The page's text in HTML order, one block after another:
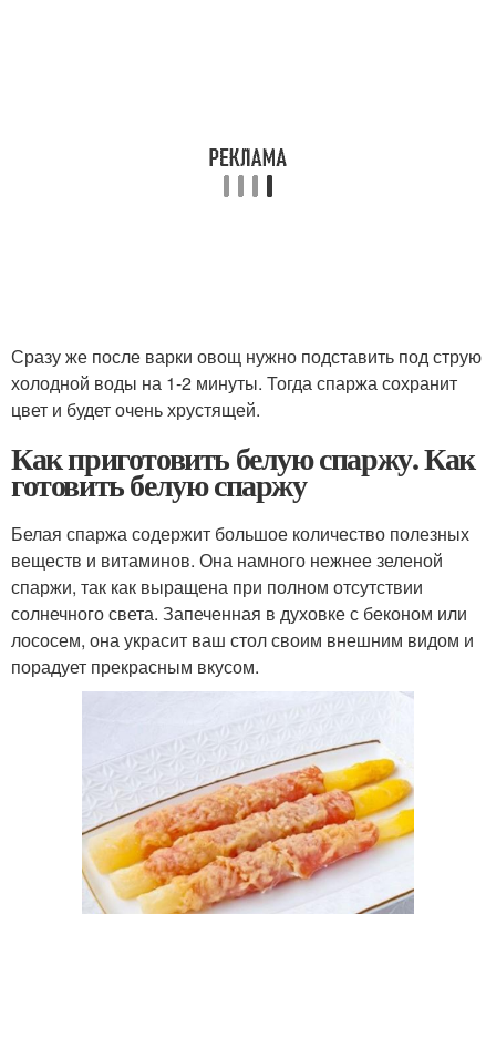
Сразу же после варки овощ нужно подставить под струю
холодной воды на 1-2 минуты. Тогда спаржа сохранит
цвет и будет очень хрустящей.
Как приготовить белую спаржу. Как
готовить белую спаржу
Белая спаржа содержит большое количество полезных
веществ и витаминов. Она намного нежнее зеленой
спаржи, так как выращена при полном отсутствии
солнечного света. Запеченная в духовке с беконом или
лососем, она украсит ваш стол своим внешним видом и
порадует прекрасным вкусом.